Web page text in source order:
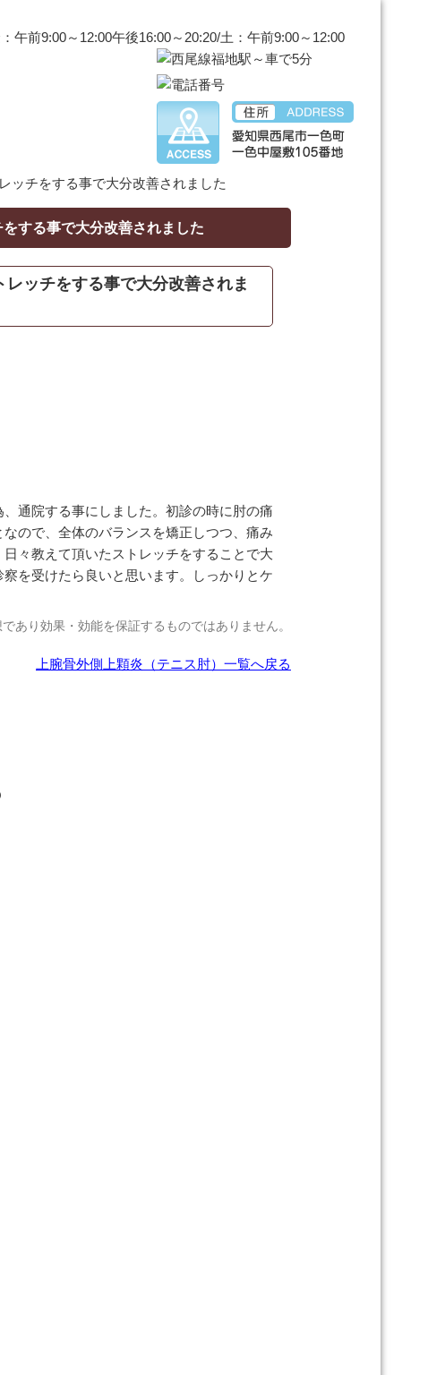
ッチをする事で大分改善されました
する事で大分改善されました
ッチをする事で大分改善されま
通院する事にしました。初診の時に肘の痛
ので、全体のバランスを矯正しつつ、痛み
々教えて頂いたストレッチをすることで大
を受けたら良いと思います。しっかりとケ
あり効果・効能を保証するものではありません。
上腕骨外側上顆炎（テニス肘）一覧へ戻る